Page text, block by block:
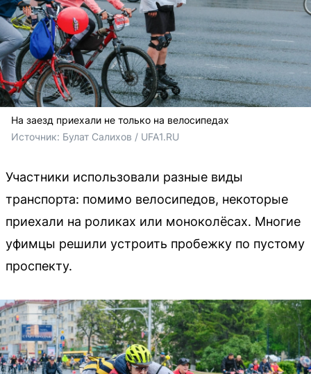
На заезд приехали не только на велосипедах
Источник: Булат Салихов / UFA1.RU
Участники использовали разные виды
транспорта: помимо велосипедов, некоторые
приехали на роликах или моноколёсах. Многие
уфимцы решили устроить пробежку по пустому
проспекту.